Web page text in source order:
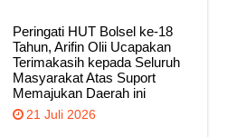
Peringati HUT Bolsel ke-18
Tahun, Arifin Olii Ucapakan
Terimakasih kepada Seluruh
Masyarakat Atas Suport
Memajukan Daerah ini
21 Juli 2026